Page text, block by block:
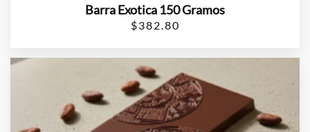
Barra Exotica 150 Gramos
$382.80